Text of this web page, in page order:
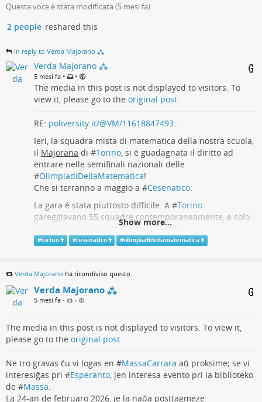
Nia teamo gajnis 934 poentojn. La antaŭa teamo, nur 29
Ĉi-jare la ina teamo ne gajnis la finalon, nur por unu loko, nur
por malmultaj poentoj.
Schermata unica Gara di Torino 2026
Questa voce è stata modificata (5 mesi fa)
2 people reshared this
in reply to Verda Majorano ⁂
Verda Majorano ⁂
5 mesi fa • •
The media in this post is not displayed to visitors. To
view it, please go to the original post.
RE: poliversity.it/@VM/11618847493…
Ieri, la squadra mista di matematica della nostra scuola,
il Majorana di #Torino, si è guadagnata il diritto ad
entrare nelle semifinali nazionali delle
#OlimpiadiDellaMatematica!
Che si terranno a maggio a #Cesenatico.
La gara è stata piuttosto difficile. A #Torino
gareggiavano 55 squadre contemporaneamente, e solo
le 8 migliori sarebbero state vincitrici.
La squadra della nostra scuola ha raggiunto la sesta
pagina si può trovare un pulsantino tramite il quale si
può rivedere l'intera
La nostra squadra ha guadagnato 934 punti. La squadra
in meno.
A 9 minuti dalla fine, la squadra era solo decima.
Quest'anno la squadra femminile non ha raggiunto la
finale, per una sola posizione, solo per pochi punti.
Verda Majorano ⁂
Show more...
#torino #cesenatico #olimpiadidellamatematica
Verda Majorano ha ricondiviso questo.
Verda Majorano ⁂
5 mesi fa • •
The media in this post is not displayed to visitors. To view it,
please go to the original post.
Ne tro gravas ĉu vi logas en #MassaCarrara aŭ proksime; se vi
interesiĝas pri #Esperanto, jen interesa evento pri la biblioteko
de #Massa.
La 24-an de februaro 2026, je la naŭa posttagmeze.